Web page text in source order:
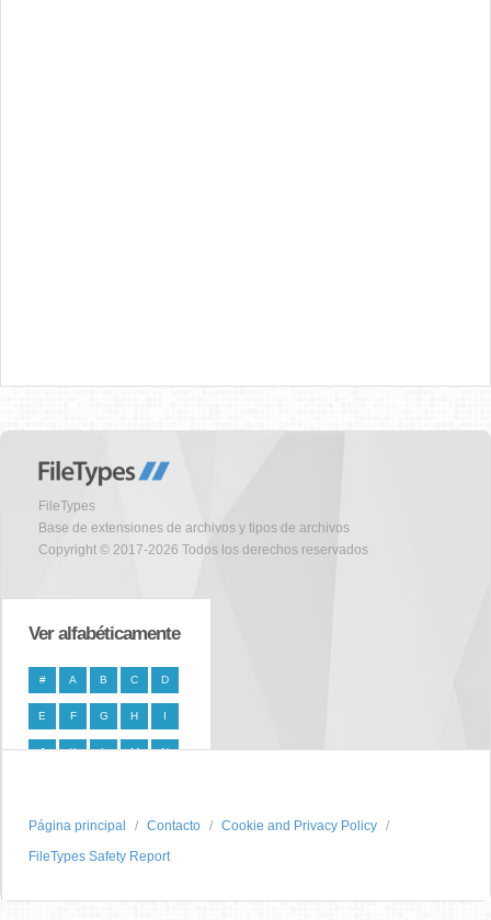
FileTypes
Base de extensiones de archivos y tipos de archivos
Copyright © 2017-2026 Todos los derechos reservados
Ver alfabéticamente
# A B C D
E F G H I
J K L M N
T U V W X
Y Z
Página principal Contacto
Cookie and Privacy Policy
FileTypes Safety Report